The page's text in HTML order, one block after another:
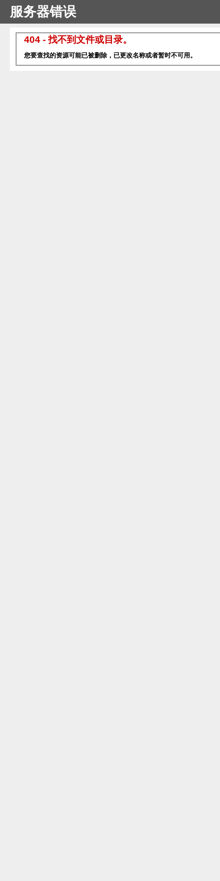
服务器错误
404 - 找不到文件或目录。
您要查找的资源可能已被删除，已更改名称或者暂时不可用。